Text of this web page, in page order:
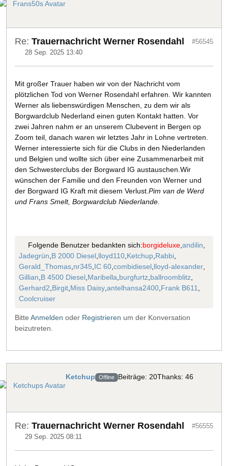
Re: Trauernachricht Werner Rosendahl
28 Sep. 2025 13:40
#56545
Mit großer Trauer haben wir von der Nachricht vom
plötzlichen Tod von Werner Rosendahl erfahren. Wir kannten
Werner als liebenswürdigen Menschen, zu dem wir als
Borgwardclub Nederland einen guten Kontakt hatten. Vor
zwei Jahren nahm er an unserem Clubevent in Bergen op
Zoom teil, danach waren wir letztes Jahr in Lohne vertreten.
Werner interessierte sich für die Clubs in den Niederlanden
und Belgien und wollte sich über eine Zusammenarbeit mit
den Schwesterclubs der Borgward IG austauschen.Wir
wünschen der Familie und den Freunden von Werner und
der Borgward IG Kraft mit diesem Verlust.Pim van de Werd
und Frans Smelt, Borgwardclub Niederlande.
Folgende Benutzer bedankten sich:borgideluxe,andilin,
Jadegrün,B 2000 Diesel,lloyd110,Ketchup,Rabbi,
Gerald_Thomas,nr345,IC 60,combidiesel,lloyd-alexander,
Gillian,B 4500 Diesel,Maribella,burgfurtz,ballroomblitz,
Gerhard2,Birgit,Miss Daisy,antelhansa2400,Frank B611,
Coolcruiser
Bitte Anmelden oder Registrieren um der Konversation
beizutreten.
Ketchup Offline Beiträge: 20Thanks: 46
Re: Trauernachricht Werner Rosendahl
29 Sep. 2025 08:11
#56555